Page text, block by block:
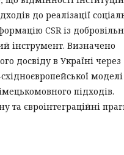
до реалізації
CSR із
інструмент. Визначено
досвіду в Україні через
моделі
підходів.
та євроінтеграційні